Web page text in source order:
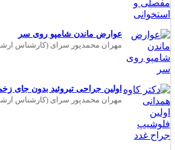
عوارض ماندن شامپو روی سر
مهران محمدپور سرای (کارشناس
اولین جراحی تیروئید بدون جای
مهران محمدپور سرای (کارشناس